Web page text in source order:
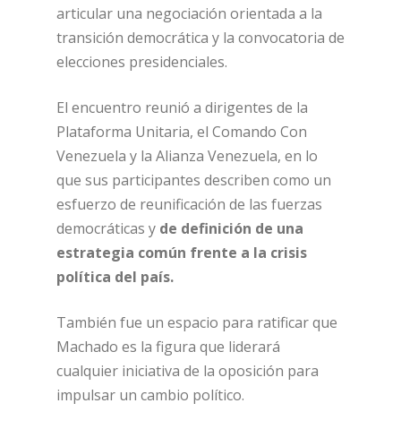
articular una negociación orientada a la
transición democrática y la convocatoria de
elecciones presidenciales.
El encuentro reunió a dirigentes de la
Plataforma Unitaria, el Comando Con
Venezuela y la Alianza Venezuela, en lo
que sus participantes describen como un
esfuerzo de reunificación de las fuerzas
democráticas y de definición de una
estrategia común frente a la crisis
política del país.
También fue un espacio para ratificar que
Machado es la figura que liderará
cualquier iniciativa de la oposición para
impulsar un cambio político.